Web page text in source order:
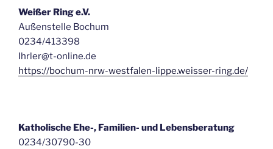
Weißer Ring e.V.
Außenstelle Bochum
0234/413398
Ihrler@t-online.de
https://bochum-nrw-westfalen-lippe.weisser-ring.de/
Katholische Ehe-, Familien- und Lebensberatung
0234/30790-30